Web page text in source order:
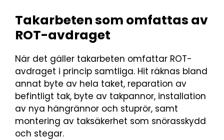
Takarbeten som omfattas av
ROT-avdraget
När det gäller takarbeten omfattar ROT-
avdraget i princip samtliga. Hit räknas bland
annat byte av hela taket, reparation av
befintligt tak, byte av takpannor, installation
av nya hängrännor och stuprör, samt
montering av taksäkerhet som snörasskydd
och stegar.